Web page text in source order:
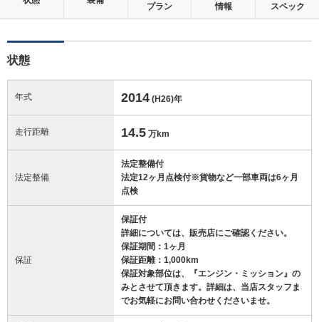
プラン
情報
スペック
状態
年式 2014 (H26)年
走行距離 14.5 万km
法定整備
法定整備付
法定12ヶ月点検付※貨物など一部車両は6ヶ月
点検
保証
保証付
詳細については、販売店にご確認ください。
保証期間：1ヶ月
保証距離：1,000km
保証対象部位は、『エンジン・ミッション』の
みとさせて頂きます。詳細は、当店スタッフま
でお気軽にお問い合わせくださいませ。